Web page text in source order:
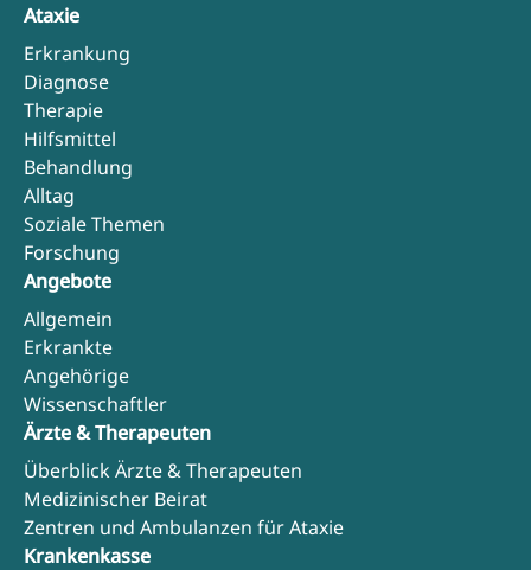
Ataxie
Erkrankung
Diagnose
Therapie
Hilfsmittel
Behandlung
Alltag
Soziale Themen
Forschung
Angebote
Allgemein
Erkrankte
Angehörige
Wissenschaftler
Ärzte & Therapeuten
Überblick Ärzte & Therapeuten
Medizinischer Beirat
Zentren und Ambulanzen für Ataxie
Krankenkasse